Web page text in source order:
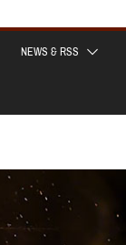
NEWS & RSS